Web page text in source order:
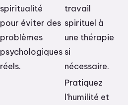
spiritualité
pour éviter des
problèmes
psychologiques
réels.
travail
spirituel à
une thérapie
si
nécessaire.
Pratiquez
l’humilité et